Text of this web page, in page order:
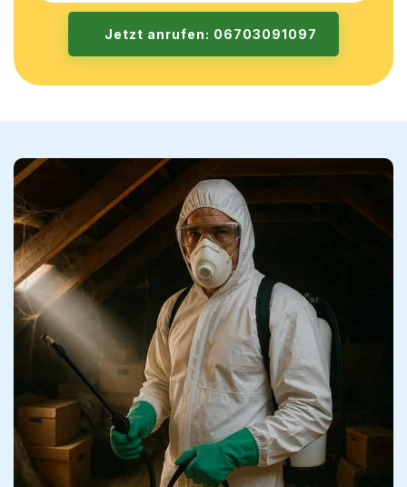
Jetzt anrufen: 06703091097